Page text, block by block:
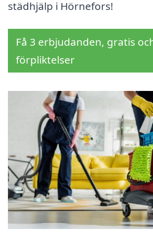
städhjälp i Hörnefors!
Få 3 erbjudanden, gratis
förpliktelser